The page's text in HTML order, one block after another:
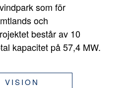
som för
och
består av 10
kapacitet på 57,4 MW.
VISION